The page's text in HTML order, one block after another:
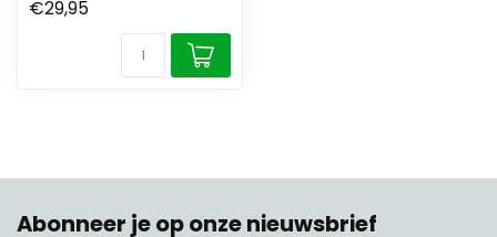
€29,95
Abonneer je op onze nieuwsbrief